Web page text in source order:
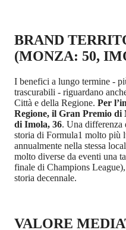
BRAND
(MONZA: 50,
I benefici a lungo termine -
trascurabili - riguardano
Città e della Regione. Per
Regione, il Gran Premio di
di Imola, 36. Una differenza
storia di Formula1 molto più
annualmente nella stessa
molto diverse da eventi una
finale di Champions
storia decennale.
VALORE